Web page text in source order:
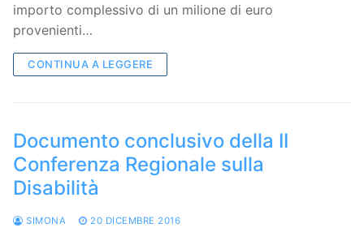
importo complessivo di un milione di euro
provenienti…
CONTINUA A LEGGERE
Documento conclusivo della II
Conferenza Regionale sulla
Disabilità
SIMONA 20 DICEMBRE 2016